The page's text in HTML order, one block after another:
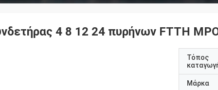
4 8 12 24 πυρήνων FTTH
Τόπος
Μάρκα